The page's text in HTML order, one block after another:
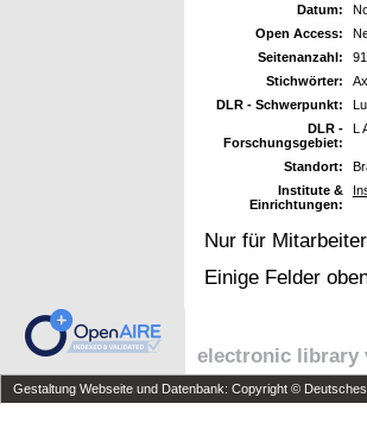
Datum:
Open Access:
Seitenanzahl:
91
Stichwörter:
DLR - Schwerpunkt:
DLR -
Forschungsgebiet:
L
Standort:
Institute &
Einrichtungen:
Nur für
Einige Felder
electronic library
Gestaltung Webseite und Datenbank: Copyright ©